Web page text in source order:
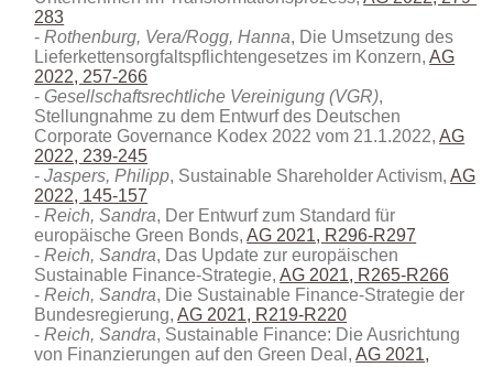
283
Rothenburg, Vera/Rogg, Hanna, Die Umsetzung des
Lieferkettensorgfaltspflichtengesetzes im Konzern,AG
2022, 257-266
Gesellschaftsrechtliche Vereinigung (VGR),
Stellungnahme zu dem Entwurf des Deutschen
Corporate Governance Kodex 2022 vom 21.1.2022,AG
2022, 239-245
Jaspers, Philipp, Sustainable Shareholder Activism,AG
2022, 145-157
Reich, Sandra, Der Entwurf zum Standard für
europäische Green Bonds,AG 2021, R296-R297
Reich, Sandra, Das Update zur europäischen
Sustainable Finance-Strategie,AG 2021, R265-R266
Reich, Sandra, Die Sustainable Finance-Strategie der
Bundesregierung,AG 2021, R219-R220
Reich, Sandra, Sustainable Finance: Die Ausrichtung
von Finanzierungen auf den Green Deal,AG 2021,